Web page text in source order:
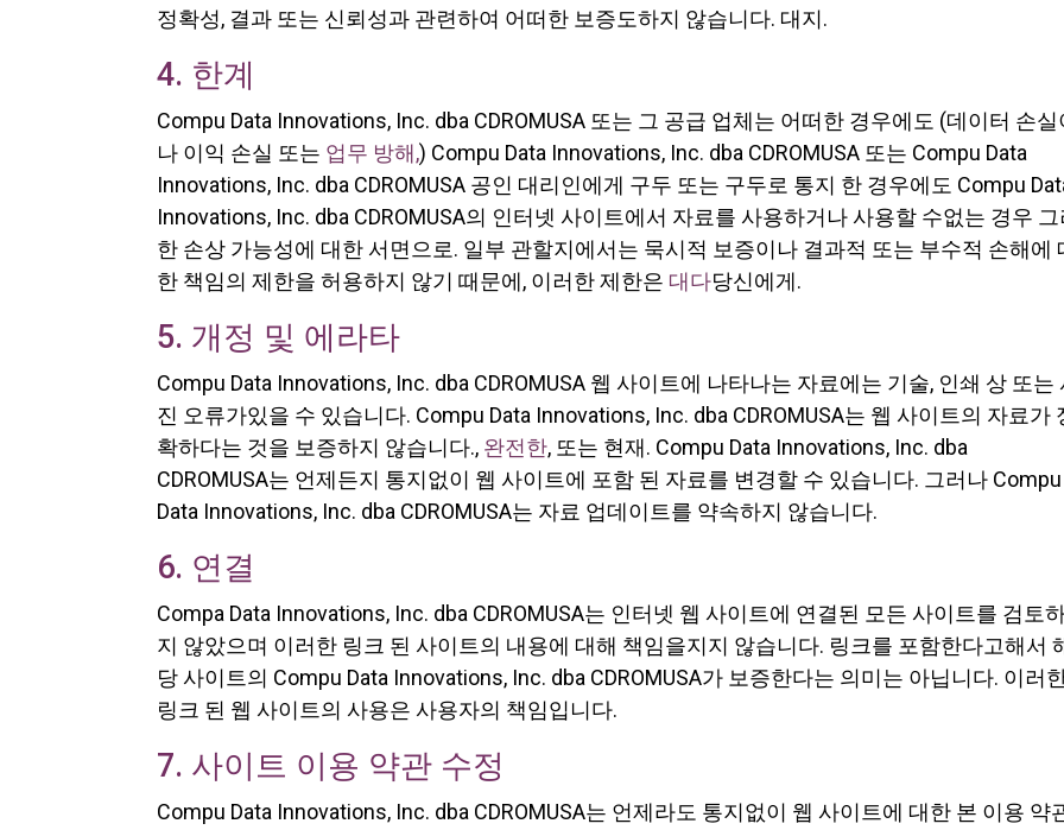
정확성, 결과 또는 신뢰성과 관련하여 어떠한 보증도하지 않습니다. 대지.
4. 한계
Compu Data Innovations, Inc. dba CDROMUSA 또는 그 공급 업체는 어떠한 경우에도 (데이터 손실
나 이익 손실 또는 업무 방해,) Compu Data Innovations, Inc. dba CDROMUSA 또는 Compu Data
Innovations, Inc. dba CDROMUSA 공인 대리인에게 구두 또는 구두로 통지 한 경우에도 Compu
Innovations, Inc. dba CDROMUSA의 인터넷 사이트에서 자료를 사용하거나 사용할 수없는 경우 그
한 손상 가능성에 대한 서면으로. 일부 관할지에서는 묵시적 보증이나 결과적 또는 부수적 손해에
한 책임의 제한을 허용하지 않기 때문에, 이러한 제한은 대다당신에게.
5. 개정 및 에라타
Compu Data Innovations, Inc. dba CDROMUSA 웹 사이트에 나타나는 자료에는 기술, 인쇄 상 또는
진 오류가있을 수 있습니다. Compu Data Innovations, Inc. dba CDROMUSA는 웹 사이트의 자료가
확하다는 것을 보증하지 않습니다., 완전한, 또는 현재. Compu Data Innovations, Inc. dba
CDROMUSA는 언제든지 통지없이 웹 사이트에 포함 된 자료를 변경할 수 있습니다. 그러나 Compu
Data Innovations, Inc. dba CDROMUSA는 자료 업데이트를 약속하지 않습니다.
6. 연결
Compa Data Innovations, Inc. dba CDROMUSA는 인터넷 웹 사이트에 연결된 모든 사이트를 검토
지 않았으며 이러한 링크 된 사이트의 내용에 대해 책임을지지 않습니다. 링크를 포함한다고해서
당 사이트의 Compu Data Innovations, Inc. dba CDROMUSA가 보증한다는 의미는 아닙니다. 이러
링크 된 웹 사이트의 사용은 사용자의 책임입니다.
7. 사이트 이용 약관 수정
Compu Data Innovations, Inc. dba CDROMUSA는 언제라도 통지없이 웹 사이트에 대한 본 이용 약